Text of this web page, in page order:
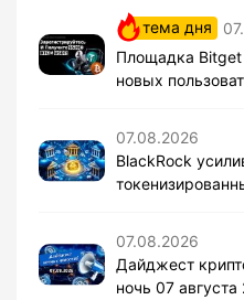
тема дня
Площадка Bitget
новых
07.08.2026
BlackRock
07.08.2026
Дайджест
ночь 07 августа